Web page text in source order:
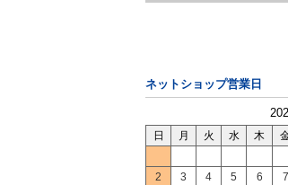
ネットショップ営業日
日 月 火 水 木
2
3 4 5 6 7